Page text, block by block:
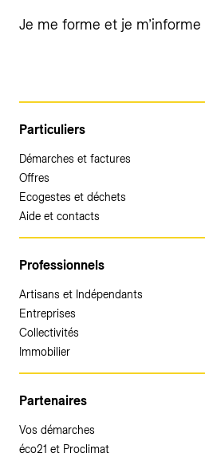
Je me forme et je m’informe
Particuliers
Démarches et factures
Offres
Ecogestes et déchets
Aide et contacts
Professionnels
Artisans et Indépendants
Entreprises
Collectivités
Immobilier
Partenaires
Vos démarches
éco21 et Proclimat